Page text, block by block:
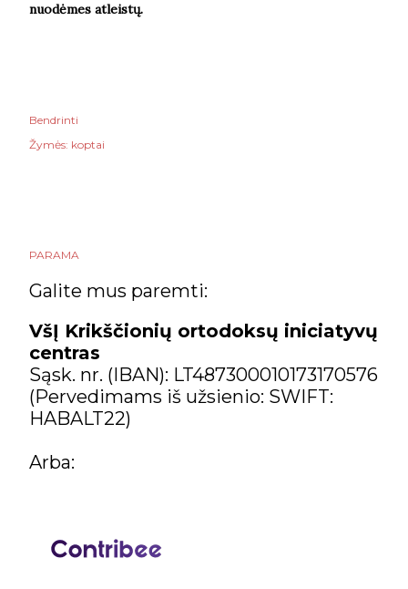
nuodėmes atleistų.
Bendrinti
Žymės: koptai
PARAMA
Galite mus paremti:
VšĮ Krikščionių ortodoksų iniciatyvų
centras
Sąsk. nr. (IBAN): LT487300010173170576
(Pervedimams iš užsienio: SWIFT:
HABALT22)
Arba: